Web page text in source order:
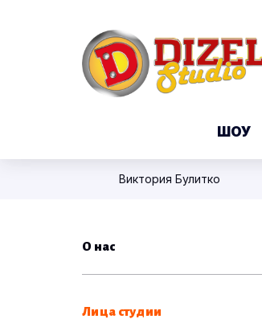
ШОУ
Виктория Булитко
О нас
Лица студии